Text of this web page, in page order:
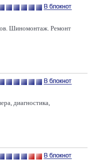
Шиномонтаж. Ремонт
диагностика,